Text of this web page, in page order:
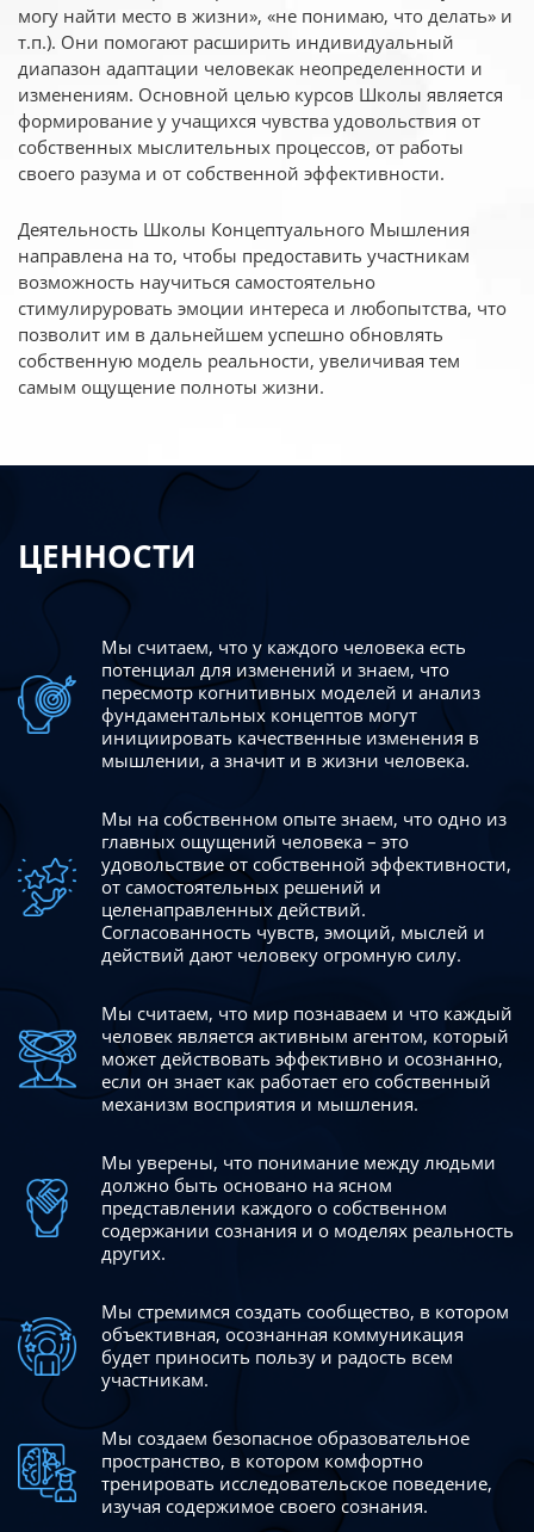
могу найти место в жизни», «не понимаю, что делать» и
т.п.). Они помогают расширить индивидуальный
диапазон адаптации человекак неопределенности и
изменениям. Основной целью курсов Школы является
формирование у учащихся чувства удовольствия от
собственных мыслительных процессов, от работы
своего разума и от собственной эффективности.
Деятельность Школы Концептуального Мышления
направлена на то, чтобы предоставить участникам
возможность научиться самостоятельно
стимулируровать эмоции интереса и любопытства, что
позволит им в дальнейшем успешно обновлять
собственную модель реальности, увеличивая тем
самым ощущение полноты жизни.
ЦЕННОСТИ
Мы считаем, что у каждого человека есть
потенциал для изменений и знаем, что
пересмотр когнитивных моделей и анализ
фундаментальных концептов могут
инициировать качественные изменения в
мышлении, а значит и в жизни человека.
Мы на собственном опыте знаем, что одно из
главных ощущений человека – это
удовольствие от собственной эффективности,
от самостоятельных решений и
целенаправленных действий.
Согласованность чувств, эмоций, мыслей и
действий дают человеку огромную силу.
Мы считаем, что мир познаваем и что каждый
человек является активным агентом, который
может действовать эффективно и осознанно,
если он знает как работает его собственный
механизм восприятия и мышления.
Мы уверены, что понимание между людьми
должно быть основано на ясном
представлении каждого о собственном
содержании сознания и о моделях реальность
других.
Мы стремимся создать сообщество, в котором
объективная, осознанная коммуникация
будет приносить пользу и радость всем
участникам.
Мы создаем безопасное образовательное
пространство, в котором комфортно
тренировать исследовательское поведение,
изучая содержимое своего сознания.